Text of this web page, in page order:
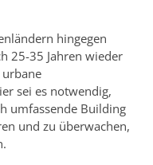
hingegen
25-35 Jahren wieder
urbane
sei es notwendig,
umfassende Building
und zu überwachen,